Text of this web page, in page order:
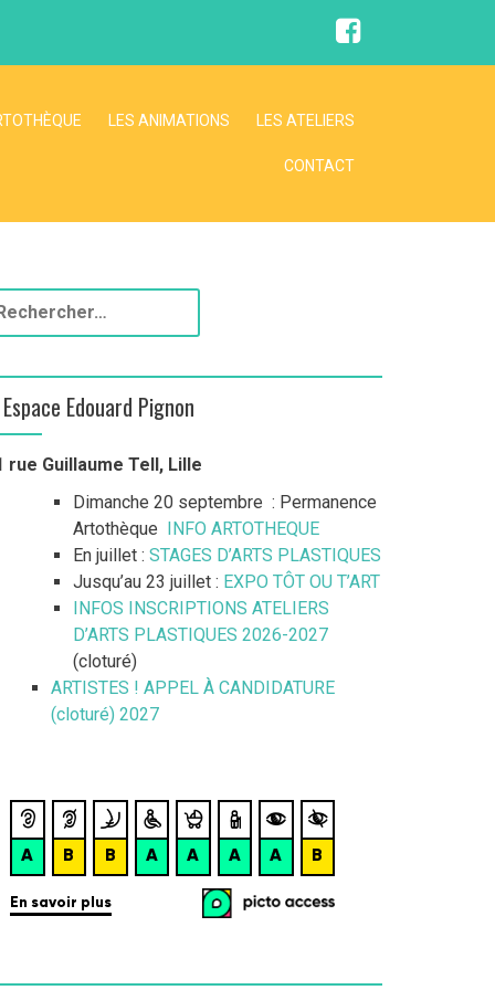
F
a
LES ANIMATIONS LES ATELIERS
CONTACT
Espace Edouard Pignon
rue Guillaume Tell, Lille
Dimanche 20 septembre : Permanence
Artothèque INFO ARTOTHEQUE
En juillet : STAGES D’ARTS PLASTIQUES
Jusqu’au 23 juillet : EXPO TÔT OU T’ART
INFOS INSCRIPTIONS ATELIERS
D’ARTS PLASTIQUES 2026-2027
(cloturé)
ARTISTES ! APPEL À CANDIDATURE
(cloturé) 2027